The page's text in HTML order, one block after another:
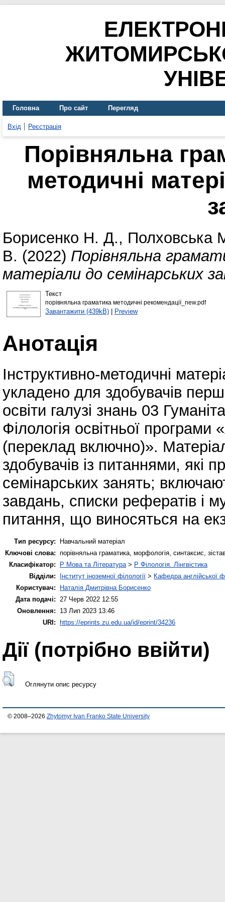
Головна Про сайт Перегляд
Вхід Реєстрація
Порівняльна
методичні
Борисенко Н. Д., Полховська
В. (2022) Порівняльна
матеріали до семінарських
Текст
порівняльна граматика методичні рекомендації_new.pdf
Завантажити (439kB)| Preview
Анотація
Інструктивно-методичні
укладено для здобувачів
освіти галузі знань 03
Філологія освітньої програми
(переклад включно)».
здобувачів із питаннями, які
семінарських занять;
завдань, списки рефератів і
питання, що виносяться на
Тип ресурсу:
Навчальний матеріал
Ключові слова: порівняльна граматика, морфологія, синтаксис,
Класифікатор:
P Мова та Література > P Філологія. Лінгвістика
Відділи:
Інститут іноземної філології > Кафедра англійської
Користувач:
Наталія Дмитрівна Борисенко
Дата подачі:
27 Черв 2022 12:55
Оновлення:
13 Лип 2023 13:46
URI: https://eprints.zu.edu.ua/id/eprint/34236
Дії ​​(потрібно ввійти)
Оглянути опис ресурсу
© 2008–2026 Zhytomyr Ivan Franko State University